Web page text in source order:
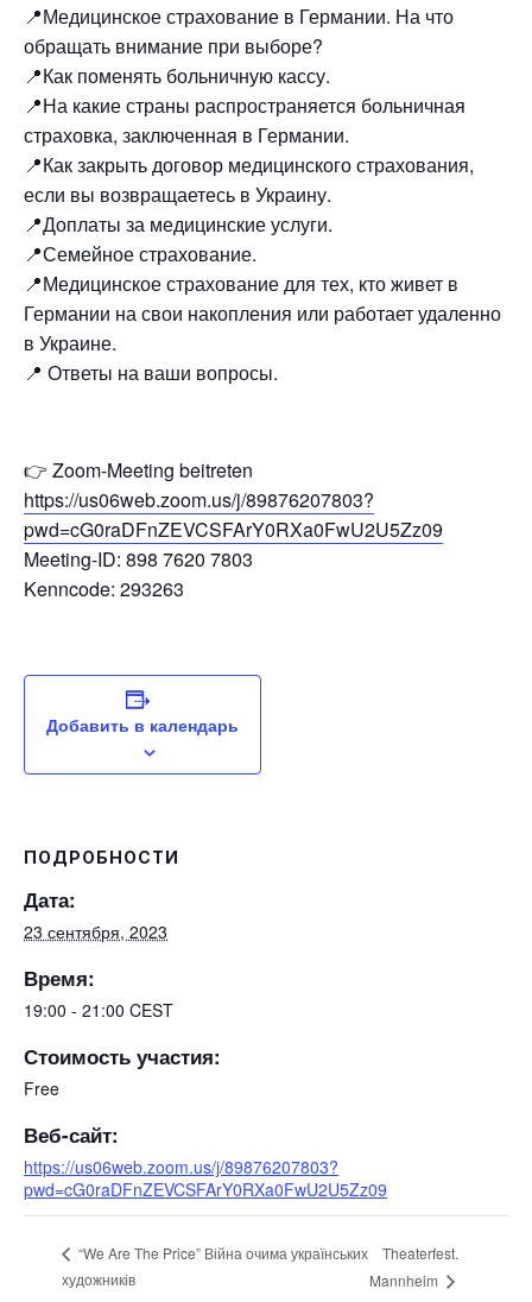
📍Медицинское страхование в Германии. На что
обращать внимание при выборе?
📍Как поменять больничную кассу.
📍На какие страны распространяется больничная
страховка, заключенная в Германии.
📍Как закрыть договор медицинского страхования,
если вы возвращаетесь в Украину.
📍Доплаты за медицинские услуги.
📍Семейное страхование.
📍Медицинское страхование для тех, кто живет в
Германии на свои накопления или работает удаленно
в Украине.
📍 Ответы на ваши вопросы.
👉 Zoom-Meeting beitreten
https://us06web.zoom.us/j/89876207803?
pwd=cG0raDFnZEVCSFArY0RXa0FwU2U5Zz09
Meeting-ID: 898 7620 7803
Kenncode: 293263
Добавить в календарь
ПОДРОБНОСТИ
Дата:
23 сентября, 2023
Время:
19:00 - 21:00 CEST
Стоимость участия:
Free
Веб-сайт:
https://us06web.zoom.us/j/89876207803?
pwd=cG0raDFnZEVCSFArY0RXa0FwU2U5Zz09
“We Are The Price” Війна очима українських
художників
Theaterfest.
Mannheim